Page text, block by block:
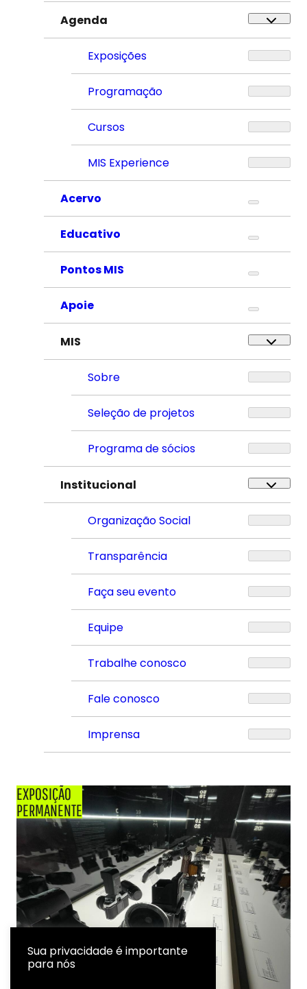
Agenda
Exposições
Programação
Cursos
MIS Experience
Acervo
Educativo
Pontos MIS
Apoie
MIS
Sobre
Seleção de projetos
Programa de sócios
Institucional
Organização Social
Transparência
Faça seu evento
Equipe
Trabalhe conosco
Fale conosco
Imprensa
EXPOSIÇÃO
PERMANENTE
Sua privacidade é importante
para nós